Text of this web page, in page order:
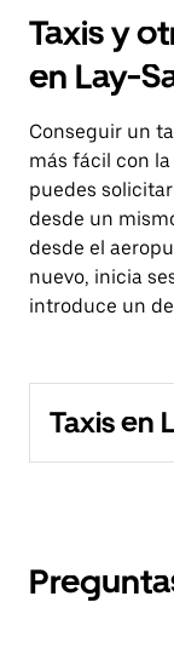
Taxis y
en Lay-
Conseguir un
más fácil con la
puedes
desde un
desde el
nuevo, inicia
introduce un
Taxis en